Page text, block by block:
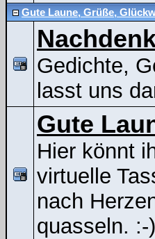
Gute Laune, Grüße,
Gedichte,
lasst uns
Gute
Hier könnt
virtuelle
nach
quasseln. :-)